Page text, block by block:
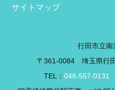
サイトマップ
行田市立南
〒361-0084 埼玉県行
TEL： 048-557-0131